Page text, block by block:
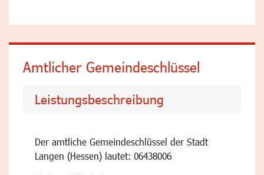
Amtlicher Gemeindeschlüssel
Leistungsbeschreibung
Der amtliche Gemeindeschlüssel der Stadt
Langen (Hessen) lautet: 06438006